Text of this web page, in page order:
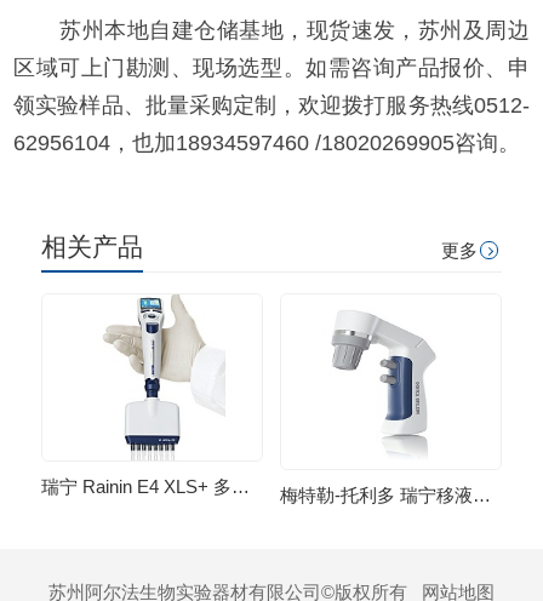
苏州本地自建仓储基地，现货速发，苏州及周边
区域可上门勘测、现场选型。如需咨询产品报价、申
领实验样品、批量采购定制，欢迎拨打服务热线0512-
62956104，也加18934597460 /18020269905咨询。
相关产品 更多
瑞宁 Rainin E4 XLS+ 多道电动移液器 梅特勒-托利多 瑞宁移液器电动吸液器
苏州阿尔法生物实验器材有限公司©版权所有 网站地图